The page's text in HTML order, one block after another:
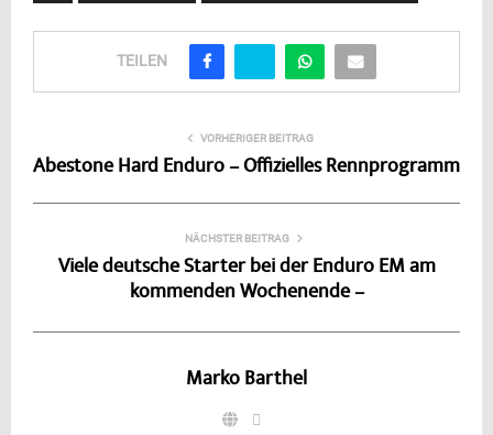
TEILEN
VORHERIGER BEITRAG
Abestone Hard Enduro – Offizielles Rennprogramm
NÄCHSTER BEITRAG
Viele deutsche Starter bei der Enduro EM am
kommenden Wochenende –
Marko Barthel